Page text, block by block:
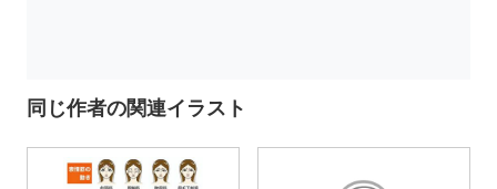
同じ作者の関連イラスト